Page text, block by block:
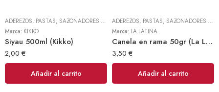
ADEREZOS, PASTAS, SAZONADORES Y CONDIMENTOS ,TODOS
Marca: KIKKO
Siyau 500ml (Kikko)
2,00 €
Añadir al carrito
ADEREZOS, PASTAS, SAZONADORES Y CONDIMENTOS
Marca: LA LATINA
Canela en rama 50gr (La Latina)
3,50 €
Añadir al carrito